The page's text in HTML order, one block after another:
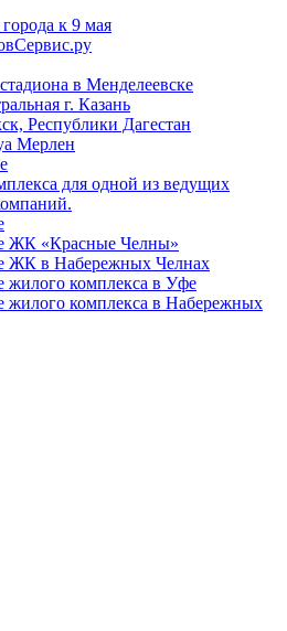
к 9 мая
в Менделеевске
г. Казань
Республики Дагестан
Мерлен
для одной из ведущих
ЖК «Красные Челны»
ЖК в Набережных Челнах
жилого комплекса в Уфе
жилого комплекса в Набережных